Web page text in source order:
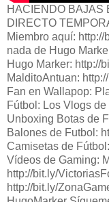
HACIENDO BAJAS
DIRECTO
Miembro aquí:
nada de Hugo
Hugo Marker: http://
MalditoAntuan:
Fan en Wallapop:
Fútbol: Los Vlogs
Unboxing Botas de
Balones de Futbol:
Camisetas de
Vídeos de Gaming:
http://bit.ly/
http://bit.ly/